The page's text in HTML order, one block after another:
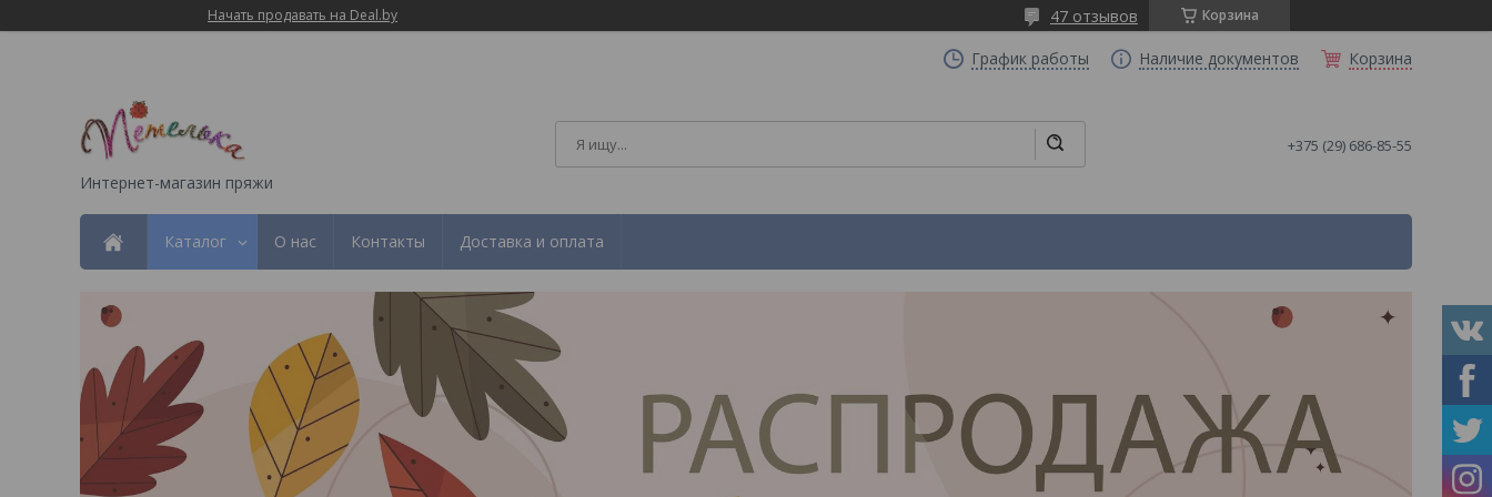
Начать продавать на Deal.by Корзина
47 отзывов
График работы Наличие документов Корзина
Интернет-магазин пряжи
+375 (29) 686-85-55
Каталог О нас Контакты Доставка и оплата